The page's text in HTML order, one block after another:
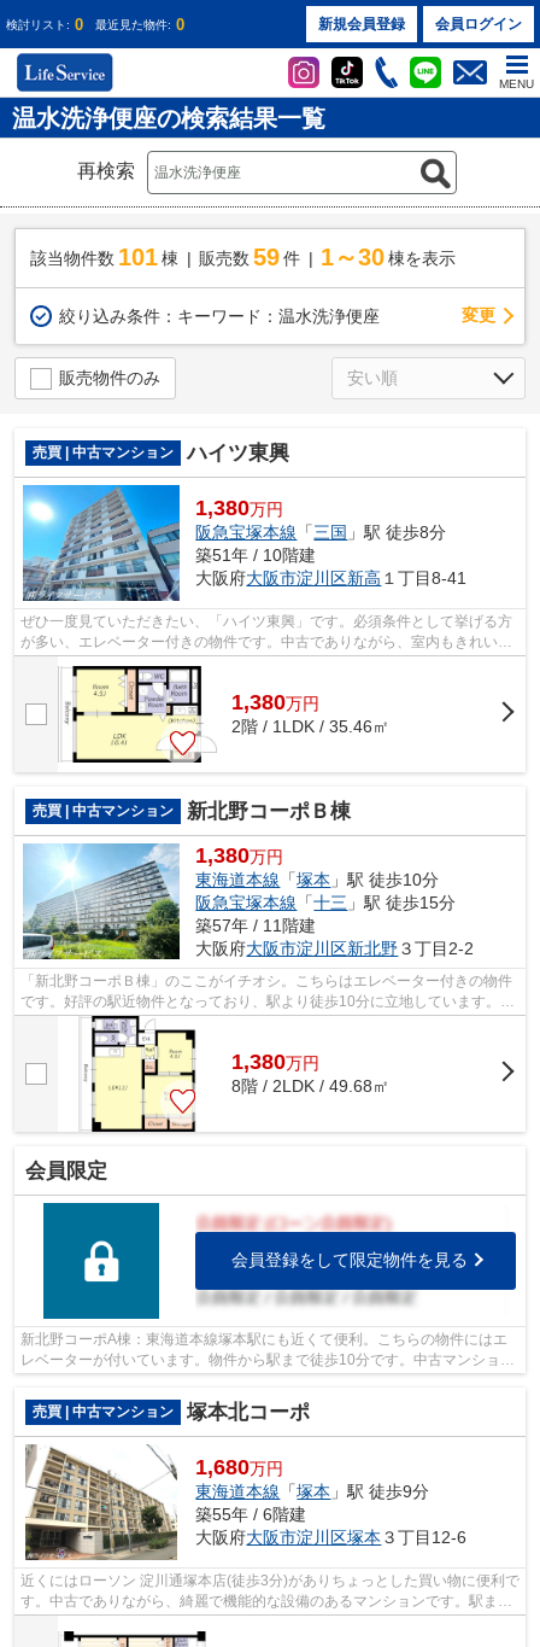
検討リスト: 0 最近見た物件: 0 新規会員登録 会員ログイン
MENU
温水洗浄便座の検索結果一覧
再検索
該当物件数 101棟 販売数 59 件 1～30 棟を表示
絞り込み条件： キーワード：温水洗浄便座 変更
販売物件のみ
売買 | 中古マンション ハイツ東興
1,380万円
阪急宝塚本線 「三国 」駅 徒歩8分
築51年 / 10階建
大阪府大阪市淀川区新高 １丁目8-41
ぜひ一度見ていただきたい、「ハイツ東興」です。必須条件として挙げる方
が多い、エレベーター付きの物件です。中古でありながら、室内もきれいな
一押しのマンションとなっています。...
1,380万円
2階 / 1LDK / 35.46㎡
売買 | 中古マンション 新北野コーポＢ棟
1,380万円
東海道本線 「塚本 」駅 徒歩10分
阪急宝塚本線 「十三 」駅 徒歩15分
築57年 / 11階建
大阪府大阪市淀川区新北野３丁目2-2
「新北野コーポＢ棟」のここがイチオシ。こちらはエレベーター付きの物件
です。好評の駅近物件となっており、駅より徒歩10分に立地しています。共
有部分も清潔感があり、綺麗な中古マ...
1,380万円
8階 / 2LDK / 49.68㎡
会員限定
会員登録をして限定物件を見る
新北野コーポA棟：東海道本線塚本駅にも近くて便利。こちらの物件にはエ
レベーターが付いています。物件から駅まで徒歩10分です。中古マンション
なら、物件の購入もスムーズです。不動...
売買 | 中古マンション
塚本北コーポ
1,680万円
東海道本線 「塚本 」駅 徒歩9分
築55年 / 6階建
大阪府大阪市淀川区塚本 ３丁目12-6
近くにはローソン 淀川通塚本店(徒歩3分)がありちょっとした買い物に便利で
す。中古でありながら、綺麗で機能的な設備のあるマンションです。駅まで
徒歩9分の場所にある物件です。こち...